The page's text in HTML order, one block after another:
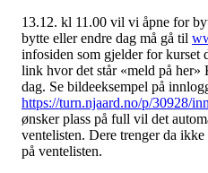
13.12. kl 11.00 vil vi åpne for
bytte eller endre dag må gå til
infosiden som gjelder for kurset
link hvor det står «meld på
dag. Se bildeeksempel på
https://turn.njaard.no/p/30928/
ønsker plass på full vil det
ventelisten. Dere trenger da
på ventelisten.